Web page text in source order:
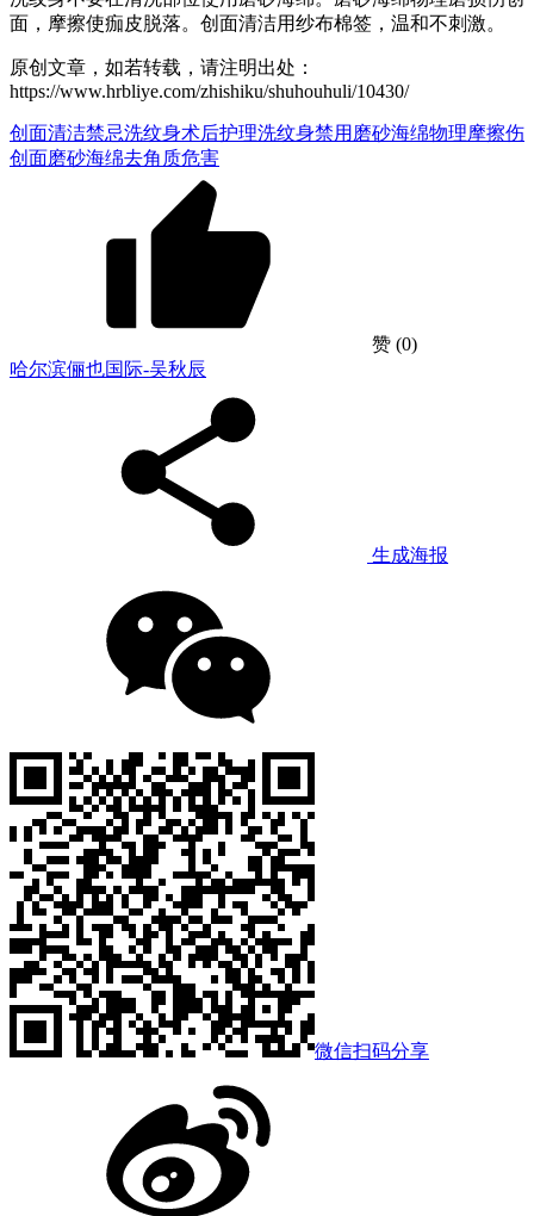
面，摩擦使痂皮脱落。创面清洁用纱布棉签，温和不刺激。
原创文章，如若转载，请注明出处：
https://www.hrbliye.com/zhishiku/shuhouhuli/10430/
创面清洁禁忌洗纹身术后护理洗纹身禁用磨砂海绵物理摩擦伤
创面磨砂海绵去角质危害
赞 (0)
哈尔滨俪也国际-吴秋辰
生成海报
微信扫码分享